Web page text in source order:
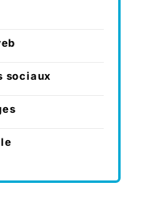
sociaux